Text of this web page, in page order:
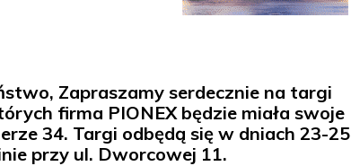
Zapraszamy serdecznie na targi
firma PIONEX będzie miała swoje
34. Targi odbędą się w dniach 23-25
przy ul. Dworcowej 11.